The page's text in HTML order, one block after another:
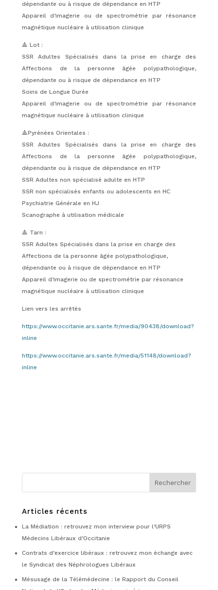
dépendante ou à risque de dépendance en HTP
Appareil d’imagerie ou de spectrométrie par résonance
magnétique nucléaire à utilisation clinique
🔺 Lot :
SSR Adultes Spécialisés dans la prise en charge des
Affections de la personne âgée polypathologique,
dépendante ou à risque de dépendance en HTP
Soins de Longue Durée
Appareil d’imagerie ou de spectrométrie par résonance
magnétique nucléaire à utilisation clinique
🔺Pyrénées Orientales :
SSR Adultes Spécialisés dans la prise en charge des
Affections de la personne âgée polypathologique,
dépendante ou à risque de dépendance en HTP
SSR Adultes non spécialisé adulte en HTP
SSR non spécialisés enfants ou adolescents en HC
Psychiatrie Générale en HJ
Scanographe à utilisation médicale
🔺 Tarn :
SSR Adultes Spécialisés dans la prise en charge des
Affections de la personne âgée polypathologique,
dépendante ou à risque de dépendance en HTP
Appareil d’imagerie ou de spectrométrie par résonance
magnétique nucléaire à utilisation clinique
Lien vers les arrêtés
https://www.occitanie.ars.sante.fr/media/90438/download?
inline
https://www.occitanie.ars.sante.fr/media/51148/download?
inline
Articles récents
La Médiation : retrouvez mon interview pour l’URPS
Médecins Libéraux d’Occitanie
Contrats d’exercice libéraux : retrouvez mon échange avec
le Syndicat des Néphrologues Libéraux
Mésusage de la Télémédecine : le Rapport du Conseil